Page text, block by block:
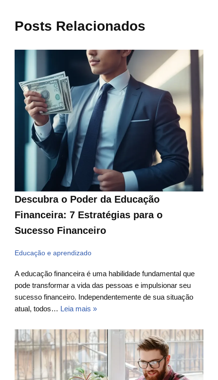
Posts Relacionados
Descubra o Poder da Educação
Financeira: 7 Estratégias para o
Sucesso Financeiro
Educação e aprendizado
A educação financeira é uma habilidade fundamental que
pode transformar a vida das pessoas e impulsionar seu
sucesso financeiro. Independentemente de sua situação
atual, todos… Leia mais »